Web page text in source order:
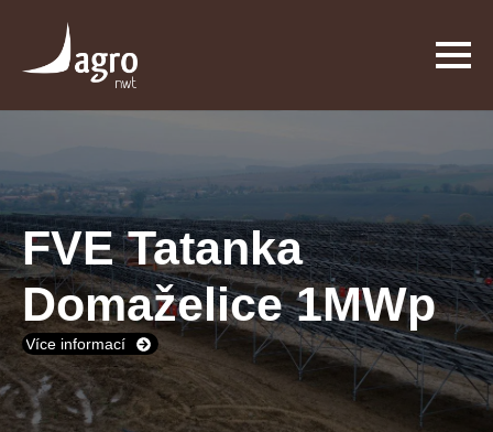
FVE Tatanka
Domaželice 1MWp
Více informací